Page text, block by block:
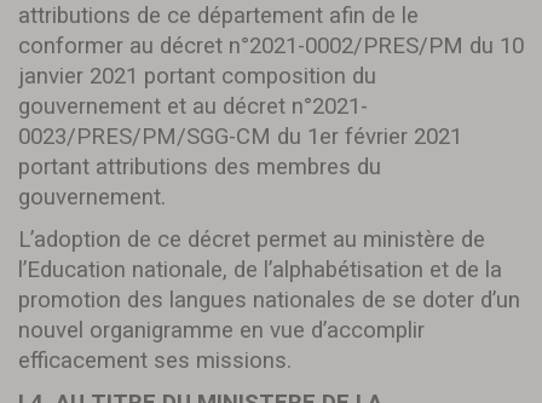
attributions de ce département afin de le
conformer au décret n°2021-0002/PRES/PM du 10
janvier 2021 portant composition du
gouvernement et au décret n°2021-
0023/PRES/PM/SGG-CM du 1er février 2021
portant attributions des membres du
gouvernement.
L’adoption de ce décret permet au ministère de
l’Education nationale, de l’alphabétisation et de la
promotion des langues nationales de se doter d’un
nouvel organigramme en vue d’accomplir
efficacement ses missions.